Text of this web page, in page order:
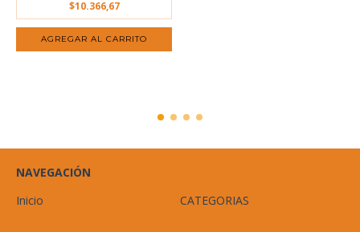
$10.366,67
NAVEGACIÓN
Inicio
CATEGORIAS